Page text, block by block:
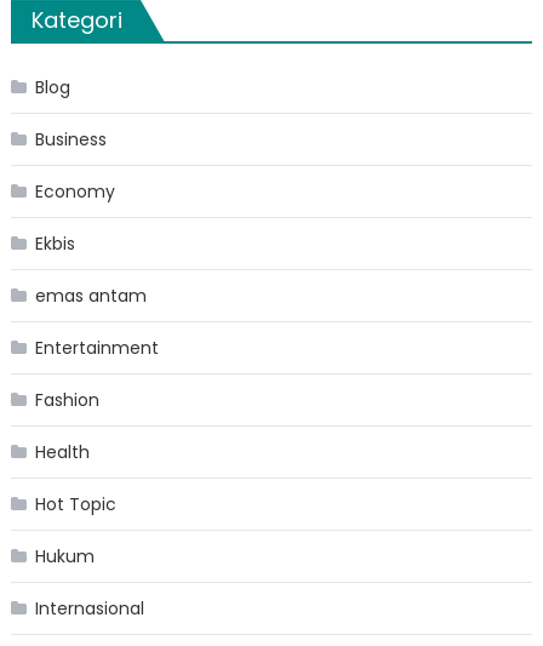
Kategori
Blog
Business
Economy
Ekbis
emas antam
Entertainment
Fashion
Health
Hot Topic
Hukum
Internasional